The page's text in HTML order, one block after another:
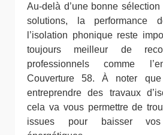
Au-delà d’une bonne
solutions, la performance
l’isolation phonique reste
toujours meilleur de
professionnels comme
Couverture 58. À noter
entreprendre des travaux
cela va vous permettre de
issues pour baisser vos